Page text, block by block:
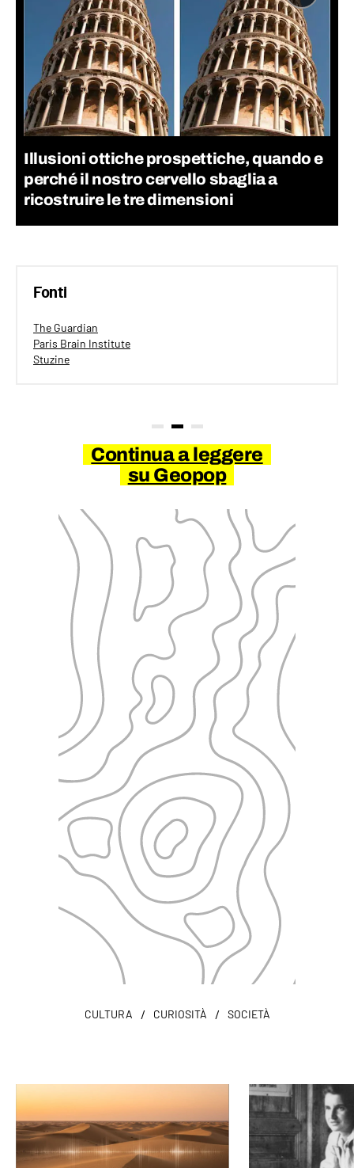
Illusioni ottiche prospettiche, quando e
perché il nostro cervello sbaglia a
ricostruire le tre dimensioni
Fonti
The Guardian
Paris Brain Institute
Stuzine
Continua a leggere
su Geopop
CULTURA / CURIOSITÀ / SOCIETÀ